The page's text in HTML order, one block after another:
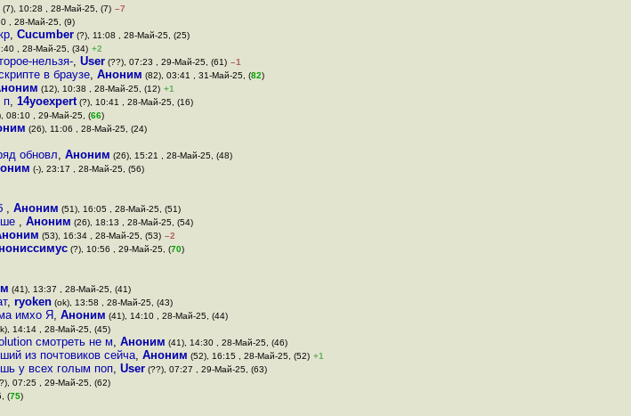
(7), 10:28 , 28-Май-25, (7) –7
, 28-Май-25, (9)
, Cucumber (?), 11:08 , 28-Май-25, (25)
, 28-Май-25, (34) +2
нельзя-, User (??), 07:23 , 29-Май-25, (61) –1
в браузе, Аноним (82), 03:41 , 31-Май-25, (82)
(12), 10:38 , 28-Май-25, (12) +1
п, 14yoexpert (?), 10:41 , 28-Май-25, (16)
08:10 , 29-Май-25, (66)
(26), 11:06 , 28-Май-25, (24)
обновл, Аноним (26), 15:21 , 28-Май-25, (48)
(-), 23:17 , 28-Май-25, (56)
, Аноним (51), 16:05 , 28-Май-25, (51)
, Аноним (26), 18:13 , 28-Май-25, (54)
(53), 16:34 , 28-Май-25, (53) –2
(?), 10:56 , 29-Май-25, (70)
(41), 13:37 , 28-Май-25, (41)
, ryoken (ok), 13:58 , 28-Май-25, (43)
имхо Я, Аноним (41), 14:10 , 28-Май-25, (44)
14:14 , 28-Май-25, (45)
смотреть не м, Аноним (41), 14:30 , 28-Май-25, (46)
из почтовиков сейча, Аноним (52), 16:15 , 28-Май-25, (52) +1
у всех голым поп, User (??), 07:27 , 29-Май-25, (63)
07:25 , 29-Май-25, (62)
(75)